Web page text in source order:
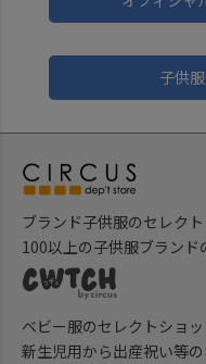
子供
ブランド子供服のセレクト
100以上の子供服ブランド
ベビー服のセレクトショッ
新生児用から出産祝い等